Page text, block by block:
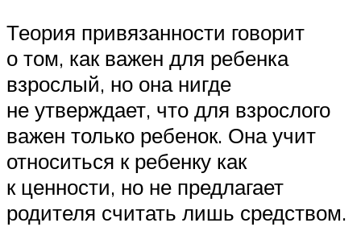
Теория привязанности говорит
о том, как важен для ребенка
взрослый, но она нигде
не утверждает, что для взрослого
важен только ребенок. Она учит
относиться к ребенку как
к ценности, но не предлагает
родителя считать лишь средством.